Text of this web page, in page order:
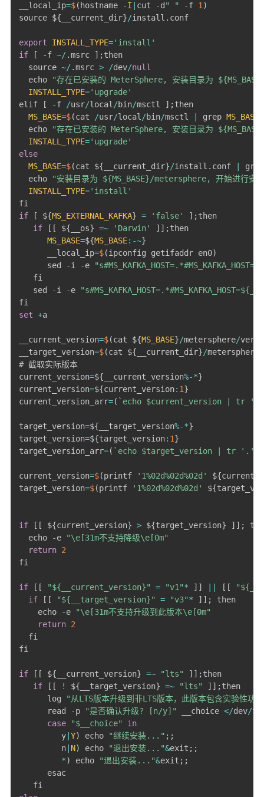
__local_ip=$( hostname -I cut -d " " -f 1 )
source ${ __current_dir}/install . conf
export INSTALL_TYPE='install'
if
[ -f ~/.msrc ] ;then
  source
~/.msrc > /dev/null
  echo
"存在已安装的 MeterSphere, 安装目录为
INSTALL_TYPE='upgrade'
elif
[ -f /usr/local /bin/msctl ] ;then
MS_BASE=$(cat /usr/local /bin/msctl grep MS_BASE
  echo
"存在已安装的 MeterSphere, 安装目录为
INSTALL_TYPE='upgrade'
else
MS_BASE=$(cat ${ __current_dir}/install . conf
  echo
"安装目录为 ${MS_BASE}/metersphere, 开始进行安
INSTALL_TYPE='install'
if
[ ${MS_EXTERNAL_KAFKA} = 'false' ] ;then
if
[ [ ${ __os} =~ 'Darwin' ] ] ;then
MS_BASE=${MS_BASE: -~}
      __local_ip
=$(ipconfig getifaddr en0)
      sed
-i -e
   fi
   sed
-i -e
set +a
__current_version=$(cat ${MS_BASE}/metersphere/
__target_version=$(cat ${ __current_dir}/metersphere
# 截取实际版本
current_version=${ __current_version%-*}
current_version=${current_version: 1}
current_version_arr=( ` echo $current_version | tr
target_version=${ __target_version%-*}
target_version=${target_version: 1}
target_version_arr=( ` echo $target_version | tr '.'
current_version=$(printf '1%02d%02d%02d' ${
target_version=$(printf '1%02d%02d%02d' ${
if [ [ ${current_version} > ${target_version} ] ] ;
  echo
-e
"\e[31m不支持降级\e[0m"
return 2
fi
if [ [ "${__current_version}" = "v1"* ] ] [ [
if
[ [ "${__target_version}" = "v3"* ] ] ;
then
    echo
-e
"\e[31m不支持升级到此版本\e[0m"
return 2
  fi
fi
if [ [ ${ __current_version} =~ "lts" ] ] ;then
if
[ [ ! ${ __target_version} =~ "lts" ] ] ;then
      log
"从LTS版本升级到非LTS版本，此版本包含实验性功
      read
-p "是否确认升级? [n/y]" __choice </dev/
case
"$__choice"
in
         y
| Y) echo "继续安装..." ; ;
         n
| N) echo "退出安装..."&exit ; ;
*) echo "退出安装..."&exit ; ;
      esac